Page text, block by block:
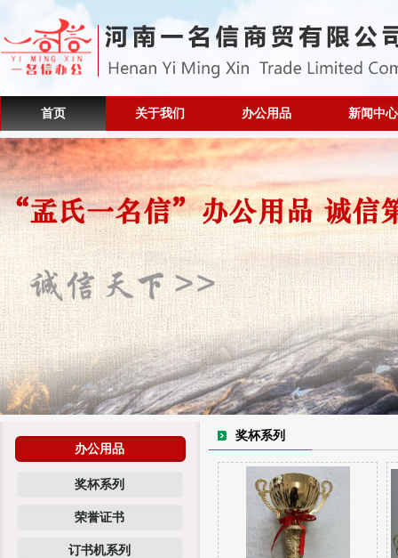
首页 关于我们 办公用品 新闻中心
办公用品
奖杯系列
荣誉证书
订书机系列
奖杯系列